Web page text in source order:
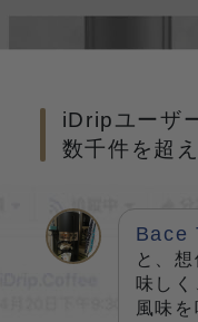
iDripユーザ
数千件を超
Bace
と、
味し
風味